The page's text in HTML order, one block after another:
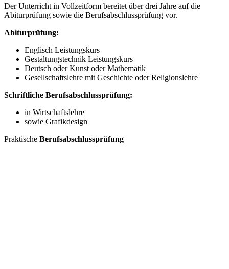
Der Unterricht in Vollzeitform bereitet über drei Jahre auf die
Abiturprüfung sowie die Berufsabschlussprüfung vor.
Abiturprüfung:
Englisch Leistungskurs
Gestaltungstechnik Leistungskurs
Deutsch oder Kunst oder Mathematik
Gesellschaftslehre mit Geschichte oder Religionslehre
Schriftliche Berufsabschlussprüfung:
in Wirtschaftslehre
sowie Grafikdesign
Praktische Berufsabschlussprüfung